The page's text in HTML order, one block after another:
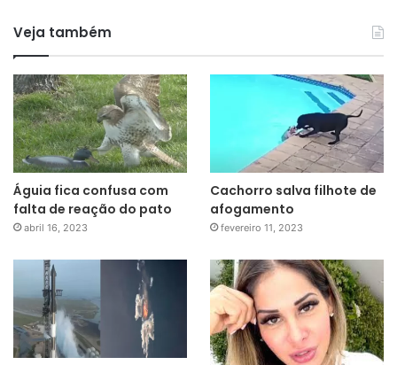
Veja também
Águia fica confusa com
falta de reação do pato
abril 16, 2023
Cachorro salva filhote de
afogamento
fevereiro 11, 2023